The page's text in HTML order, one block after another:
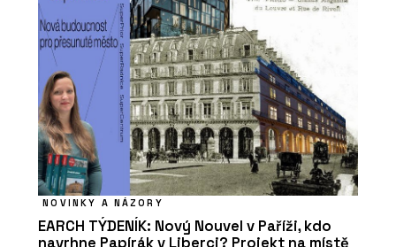
NOVINKY A NÁZORY
EARCH TÝDENÍK: Nový Nouvel v Paříži, kdo
navrhne Papírák v Liberci? Projekt na místě